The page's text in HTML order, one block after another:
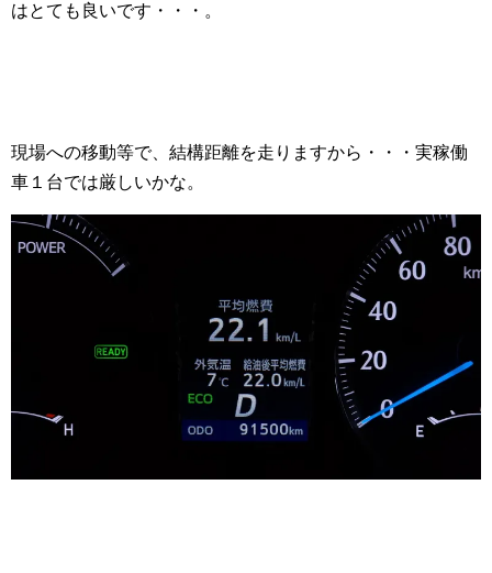
はとても良いです・・・。
現場への移動等で、結構距離を走りますから・・・実稼働
車１台では厳しいかな。